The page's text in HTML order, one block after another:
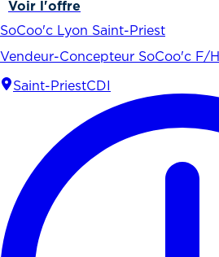
Voir l'offre
SoCoo'c Lyon Saint-Priest
Vendeur-Concepteur SoCoo'c F/H
Saint-PriestCDI